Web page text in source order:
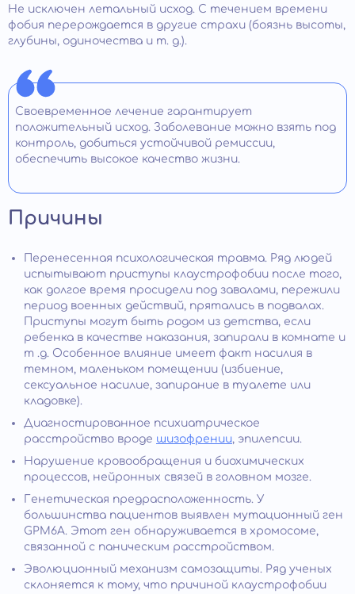
Не исключен летальный исход. С течением времени
фобия перерождается в другие страхи (боязнь высоты,
глубины, одиночества и т. д.).
Своевременное лечение гарантирует
положительный исход. Заболевание можно взять под
контроль, добиться устойчивой ремиссии,
обеспечить высокое качество жизни.
Причины
Перенесенная психологическая травма. Ряд людей
испытывают приступы клаустрофобии после того,
как долгое время просидели под завалами, пережили
период военных действий, прятались в подвалах.
Приступы могут быть родом из детства, если
ребенка в качестве наказания, запирали в комнате и
т .д. Особенное влияние имеет факт насилия в
темном, маленьком помещении (избиение,
сексуальное насилие, запирание в туалете или
кладовке).
Диагностированное психиатрическое
расстройство вроде шизофрении, эпилепсии.
Нарушение кровообращения и биохимических
процессов, нейронных связей в головном мозге.
Генетическая предрасположенность. У
большинства пациентов выявлен мутационный ген
GPM6A. Этот ген обнаруживается в хромосоме,
связанной с паническим расстройством.
Эволюционный механизм самозащиты. Ряд ученых
склоняется к тому, что причиной клаустрофобии